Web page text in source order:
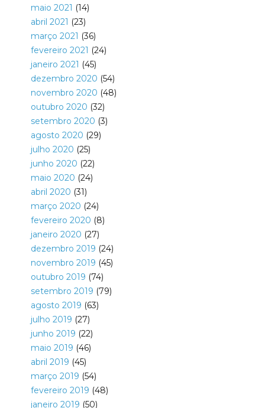
maio 2021 (14)
abril 2021 (23)
março 2021 (36)
fevereiro 2021 (24)
janeiro 2021 (45)
dezembro 2020 (54)
novembro 2020 (48)
outubro 2020 (32)
setembro 2020 (3)
agosto 2020 (29)
julho 2020 (25)
junho 2020 (22)
maio 2020 (24)
abril 2020 (31)
março 2020 (24)
fevereiro 2020 (8)
janeiro 2020 (27)
dezembro 2019 (24)
novembro 2019 (45)
outubro 2019 (74)
setembro 2019 (79)
agosto 2019 (63)
julho 2019 (27)
junho 2019 (22)
maio 2019 (46)
abril 2019 (45)
março 2019 (54)
fevereiro 2019 (48)
janeiro 2019 (50)